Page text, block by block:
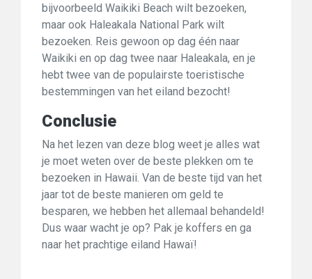
bijvoorbeeld Waikiki Beach wilt bezoeken,
maar ook Haleakala National Park wilt
bezoeken. Reis gewoon op dag één naar
Waikiki en op dag twee naar Haleakala, en je
hebt twee van de populairste toeristische
bestemmingen van het eiland bezocht!
Conclusie
Na het lezen van deze blog weet je alles wat
je moet weten over de beste plekken om te
bezoeken in Hawaii. Van de beste tijd van het
jaar tot de beste manieren om geld te
besparen, we hebben het allemaal behandeld!
Dus waar wacht je op? Pak je koffers en ga
naar het prachtige eiland Hawaï!